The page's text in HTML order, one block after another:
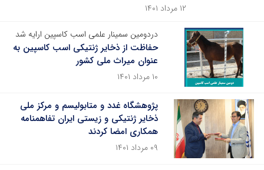
۱۲ مرداد ۱۴۰۱
دردومین سمینار علمی اسب کاسپین ارایه شد
حفاظت از ذخایر ژنتیکی اسب کاسپین به
عنوان میراث ملی کشور
۱۰ مرداد ۱۴۰۱
پژوهشگاه غدد و متابولیسم و مرکز ملی
ذخایر ژنتیکی و زیستی ایران تفاهمنامه
همکاری امضا کردند
۰۹ مرداد ۱۴۰۱